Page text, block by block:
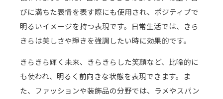
びに満ちた表情を表す際にも使用され、ポジティブで
明るいイメージを持つ表現です。日常生活では、きら
きらは美しさや輝きを強調したい時に効果的です。
きらきら輝く未来、きらきらした笑顔など、比喩的に
も使われ、明るく前向きな状態を表現できます。ま
た、ファッションや装飾品の分野では、ラメやスパン